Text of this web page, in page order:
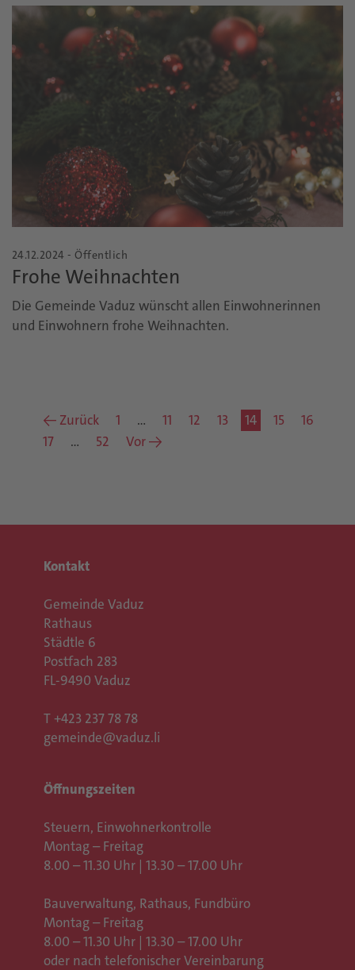
24.12.2024 - Öffentlich
Frohe Weihnachten
Die Gemeinde Vaduz wünscht allen Einwohnerinnen
und Einwohnern frohe Weihnachten.
← Zurück 1 … 11 12 13 14 15
16
17
… 52 Vor →
Kontakt
Gemeinde Vaduz
Rathaus
Städtle 6
Postfach 283
FL-9490 Vaduz
T +423 237 78 78
gemeinde@vaduz.li
Öffnungszeiten
Steuern, Einwohnerkontrolle
Montag – Freitag
8.00 – 11.30 Uhr | 13.30 – 17.00 Uhr
Bauverwaltung, Rathaus, Fundbüro
Montag – Freitag
8.00 – 11.30 Uhr | 13.30 – 17.00 Uhr
oder nach telefonischer Vereinbarung